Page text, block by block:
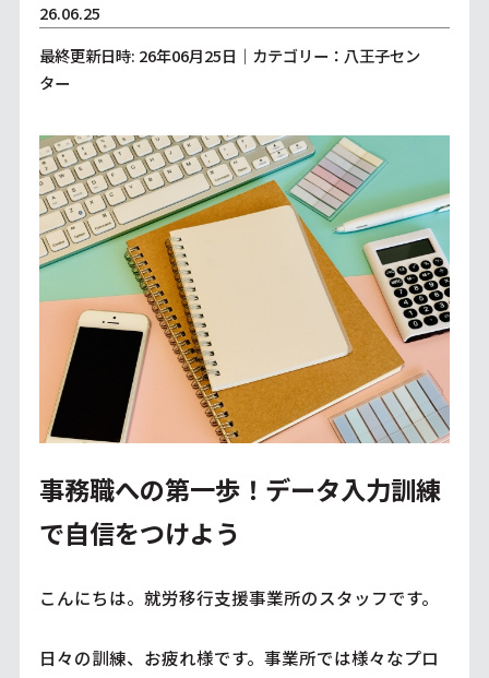
26.06.25
最終更新日時: 26年06月25日｜カテゴリー：八王子セン
ター
事務職への第一歩！データ入力訓練
で自信をつけよう
こんにちは。就労移行支援事業所のスタッフです。
日々の訓練、お疲れ様です。事業所では様々なプロ